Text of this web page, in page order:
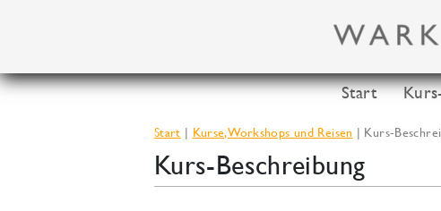
Start
Start Kurse, Workshops und Reisen Kurs-
Kurs-Beschreibung